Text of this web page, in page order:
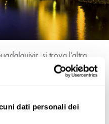
dati personali dei
si trova l’altra
, cui leggenda
ciò che unisce sacro e